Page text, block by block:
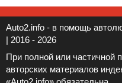
Auto2.info - в помощь
| 2016 - 2026
При полной или частичной
авторских материалов